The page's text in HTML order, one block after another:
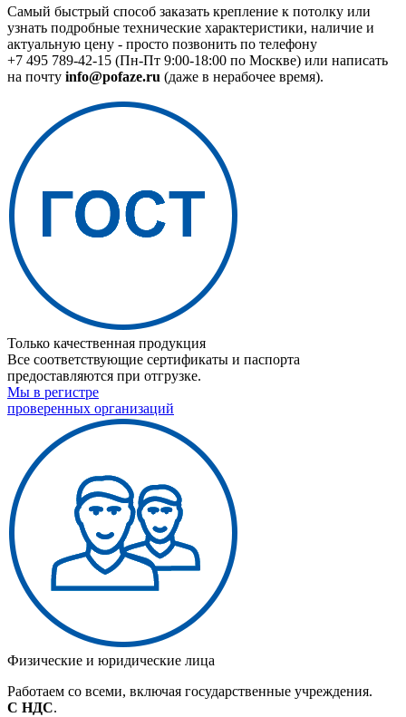
Самый быстрый способ заказать крепление к потолку или
узнать подробные технические характеристики, наличие и
актуальную цену - просто позвонить по телефону
+7 495 789-42-15 (Пн-Пт 9:00-18:00 по Москве) или написать
на почту info@pofaze.ru (даже в нерабочее время).
Только качественная продукция
Все соответствующие сертификаты и паспорта
предоставляются при отгрузке.
Мы в регистре
проверенных организаций
Физические и юридические лица
Работаем со всеми, включая государственные учреждения.
С НДС.